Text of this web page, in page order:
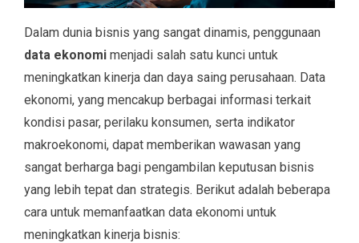
Dalam dunia bisnis yang sangat dinamis, penggunaan
data ekonomi menjadi salah satu kunci untuk
meningkatkan kinerja dan daya saing perusahaan. Data
ekonomi, yang mencakup berbagai informasi terkait
kondisi pasar, perilaku konsumen, serta indikator
makroekonomi, dapat memberikan wawasan yang
sangat berharga bagi pengambilan keputusan bisnis
yang lebih tepat dan strategis. Berikut adalah beberapa
cara untuk memanfaatkan data ekonomi untuk
meningkatkan kinerja bisnis: